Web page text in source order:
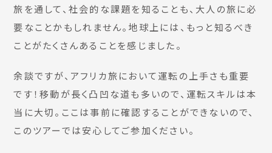
旅を通して、社会的な課題を知ることも、大人の旅に必
要なことかもしれません。地球上には、もっと知るべき
ことがたくさんあることを感じました。
余談ですが、アフリカ旅において運転の上手さも重要
です！移動が長く凸凹な道も多いので、運転スキルは本
当に大切。ここは事前に確認することができないので、
このツアーでは安心してご参加ください。